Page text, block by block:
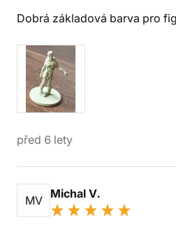
Dobrá základová barva pro
před 6 lety
MV Michal V.